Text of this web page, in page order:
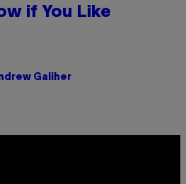
if You Like
Galiher